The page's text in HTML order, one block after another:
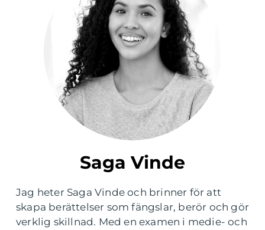
Saga Vinde
Jag heter Saga Vinde och brinner för att
skapa berättelser som fängslar, berör och gör
verklig skillnad. Med en examen i medie- och